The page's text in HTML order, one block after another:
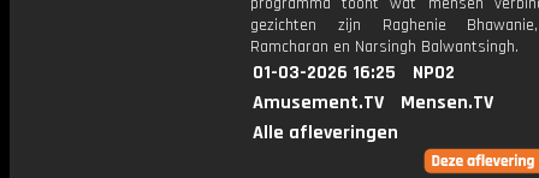
gezichten zijn Raghenie
Ramcharan en Narsingh Balwantsingh.
01-03-2026 16:25
NPO2
Amusement.TV
Mensen.TV
Alle afleveringen